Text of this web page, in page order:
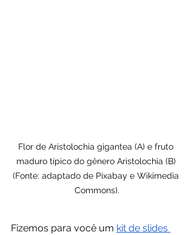
Flor de Aristolochia gigantea (A) e fruto
maduro típico do gênero Aristolochia (B)
(Fonte: adaptado de Pixabay e Wikimedia
Commons).
Fizemos para você um kit de slides